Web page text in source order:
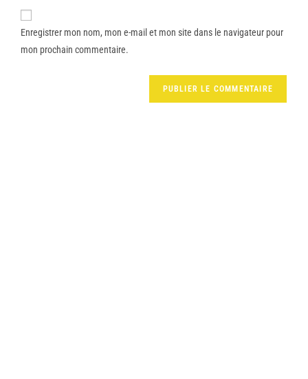
Enregistrer mon nom, mon e-mail et mon site dans le navigateur pour
mon prochain commentaire.